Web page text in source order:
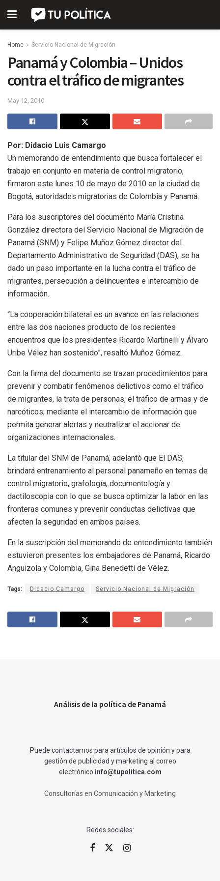
Home Servicio Nacional de Migración
Panamá y Colombia – Unidos
contra el tráfico de migrantes
May 12, 2010
Por: Didacio Luis Camargo
Un memorando de entendimiento que busca fortalecer el
trabajo en conjunto en materia de control migratorio,
firmaron este lunes 10 de mayo de 2010 en la ciudad de
Bogotá, autoridades migratorias de Colombia y Panamá.
Para los suscriptores del documento María Cristina
González directora del Servicio Nacional de Migración de
Panamá (SNM) y Felipe Muñoz Gómez director del
Departamento Administrativo de Seguridad (DAS), se ha
dado un paso importante en la lucha contra el tráfico de
migrantes, persecución a delincuentes e intercambio de
información.
“La cooperación bilateral es un avance en las relaciones
entre las dos naciones producto de los recientes
encuentros que los presidentes Ricardo Martinelli y Álvaro
Uribe Vélez han sostenido”, resaltó Muñoz Gómez.
Con la firma del documento se trazan procedimientos para
prevenir y combatir fenómenos delictivos como el tráfico
de migrantes, la trata de personas, el tráfico de armas y de
narcóticos; mediante el intercambio de información que
permita generar alertas y neutralizar el accionar de
organizaciones internacionales.
La titular del SNM de Panamá, adelantó que El DAS,
brindará entrenamiento al personal panameño en temas de
control migratorio, grafología, documentología y
dactiloscopia con lo que se busca optimizar la labor en las
fronteras comunes y prevenir conductas delictivas que
afecten la seguridad en ambos países.
En la suscripción del memorando de entendimiento también
estuvieron presentes los embajadores de Panamá, Ricardo
Anguizola y Colombia, Gina Benedetti de Vélez.
Tags: Didacio Camargo Servicio Nacional de Migración
Análisis de la política de Panamá
Puede contactarnos para artículos de opinión y para
gestión de publicidad y marketing al correo
electrónico info@tupolitica.com
Consultorías en Comunicación y Marketing
Redes sociales: